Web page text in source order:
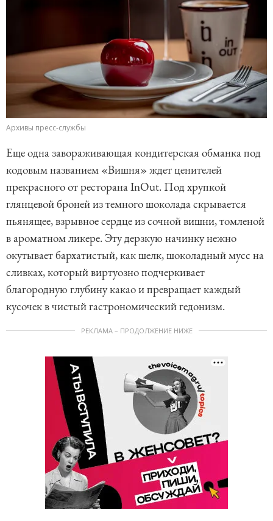
Архивы пресс-службы
Еще одна завораживающая кондитерская обманка под
кодовым названием «Вишня» ждет ценителей
прекрасного от ресторана InOut. Под хрупкой
глянцевой броней из темного шоколада скрывается
пьянящее, взрывное сердце из сочной вишни, томленой
в ароматном ликере. Эту дерзкую начинку нежно
окутывает бархатистый, как шелк, шоколадный мусс на
сливках, который виртуозно подчеркивает
благородную глубину какао и превращает каждый
кусочек в чистый гастрономический гедонизм.
РЕКЛАМА – ПРОДОЛЖЕНИЕ НИЖЕ